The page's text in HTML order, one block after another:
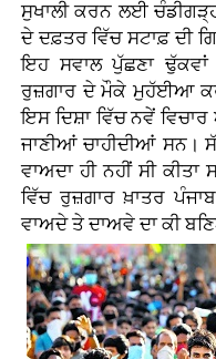
ਸੁਖਾਲੀ ਕਰਨ ਲਈ
ਦੇ ਦਫ਼ਤਰ ਵਿੱਚ ਸਟਾਫ਼ ਦੀ
ਇਹ ਸਵਾਲ ਪੁੱਛਣਾ
ਰੁਜ਼ਗਾਰ ਦੇ ਮੌਕੇ ਮੁਹੱਈਆ
ਇਸ ਦਿਸ਼ਾ ਵਿੱਚ ਨਵੇਂ
ਜਾਣੀਆਂ ਚਾਹੀਦੀਆਂ ਸਨ।
ਵਾਅਦਾ ਹੀ ਨਹੀਂ ਸੀ
ਵਿੱਚ ਰੁਜ਼ਗਾਰ ਖ਼ਾਤਰ
ਵਾਅਦੇ ਤੇ ਦਾਅਵੇ ਦਾ ਕੀ